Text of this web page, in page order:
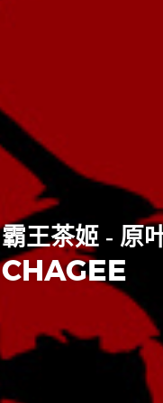
霸王茶姬 - 原
CHAGEE